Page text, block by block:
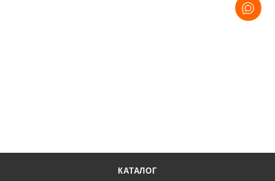
КАТАЛОГ